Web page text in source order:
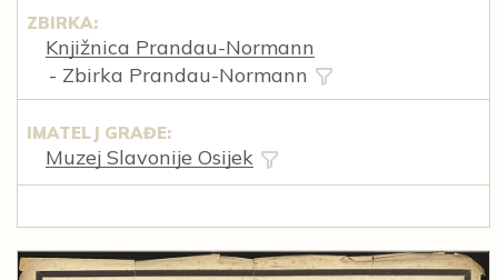
ZBIRKA:
Knjižnica Prandau-Normann
- Zbirka Prandau-Normann
IMATELJ GRAĐE:
Muzej Slavonije Osijek